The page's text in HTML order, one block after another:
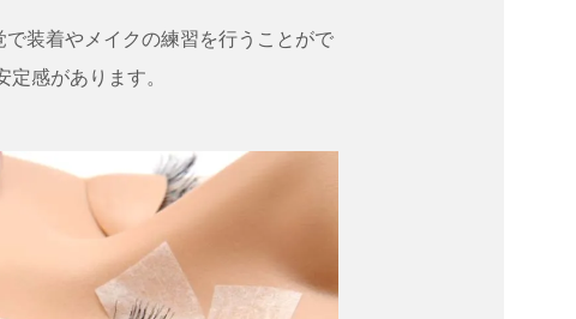
装着やメイクの練習を行うことがで
感があります。